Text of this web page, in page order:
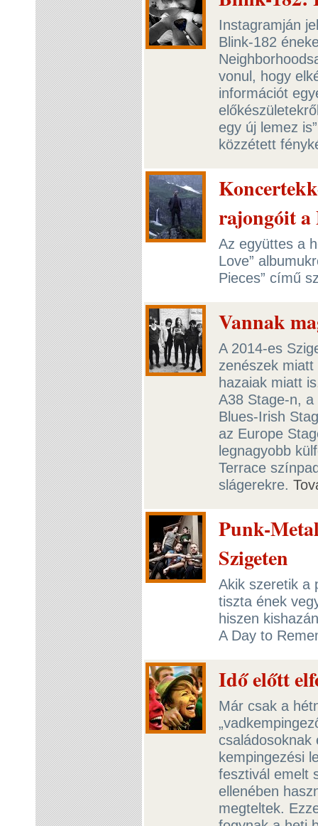
Instagramján
Blink-182
vonul, hogy
információt
egy új lemez
közzétett
rajongóit a
Az együttes a
Love”
Pieces” című
Vannak
A 2014-es
zenészek
hazaiak miatt
A38 Stage-n,
Blues-Irish
az Europe
legnagyobb
Terrace
slágerekre.
Punk-
Szigeten
Akik szeretik a
tiszta ének
hiszen
A Day to
Idő előtt
Már csak a
családosoknak
kempingezési
fesztivál emelt
ellenében
megteltek.